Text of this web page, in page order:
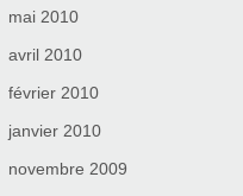
mai 2010
avril 2010
février 2010
janvier 2010
novembre 2009